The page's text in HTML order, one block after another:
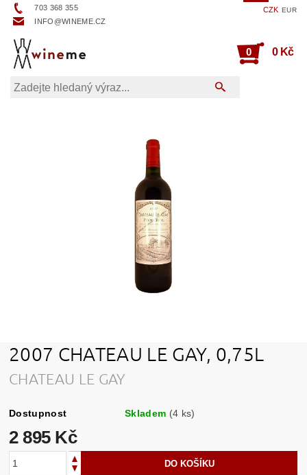
703 368 355
INFO@WINEME.CZ
CZK EUR
0 0 Kč
2007 CHATEAU LE GAY, 0,75L
CHATEAU LE GAY
Dostupnost Skladem (4 ks)
2 895 Kč